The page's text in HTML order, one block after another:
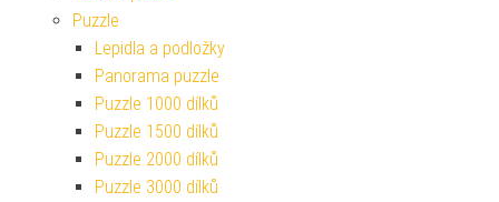
Puzzle
Lepidla a podložky
Panorama puzzle
Puzzle 1000 dílků
Puzzle 1500 dílků
Puzzle 2000 dílků
Puzzle 3000 dílků